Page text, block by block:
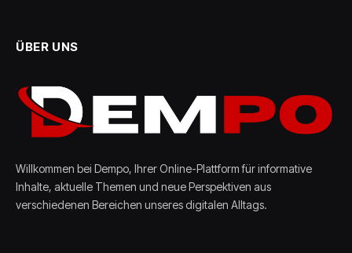
ÜBER UNS
Willkommen bei Dempo, Ihrer Online-Plattform für informative
Inhalte, aktuelle Themen und neue Perspektiven aus
verschiedenen Bereichen unseres digitalen Alltags.